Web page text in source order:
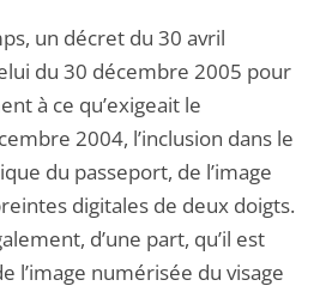
un décret du 30 avril
du 30 décembre 2005 pour
à ce qu’exigeait le
2004, l’inclusion dans le
du passeport, de l’image
digitales de deux doigts.
d’une part, qu’il est
l’image numérisée du visage